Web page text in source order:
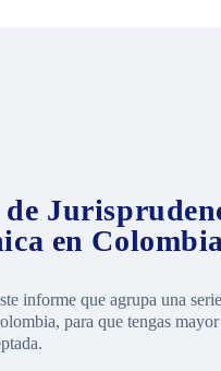
en Colombia
informe que agrupa una
para que tengas